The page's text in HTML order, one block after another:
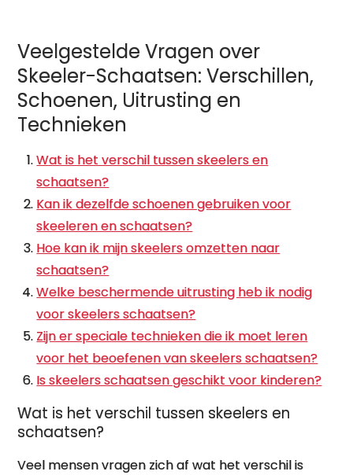
Veelgestelde Vragen over
Skeeler-Schaatsen: Verschillen,
Schoenen, Uitrusting en
Technieken
Wat is het verschil tussen skeelers en
schaatsen?
Kan ik dezelfde schoenen gebruiken voor
skeeleren en schaatsen?
Hoe kan ik mijn skeelers omzetten naar
schaatsen?
Welke beschermende uitrusting heb ik nodig
voor skeelers schaatsen?
Zijn er speciale technieken die ik moet leren
voor het beoefenen van skeelers schaatsen?
Is skeelers schaatsen geschikt voor kinderen?
Wat is het verschil tussen skeelers en
schaatsen?
Veel mensen vragen zich af wat het verschil is